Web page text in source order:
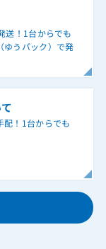
送！1台からでも
ゆうパック）で発
配！1台からでも